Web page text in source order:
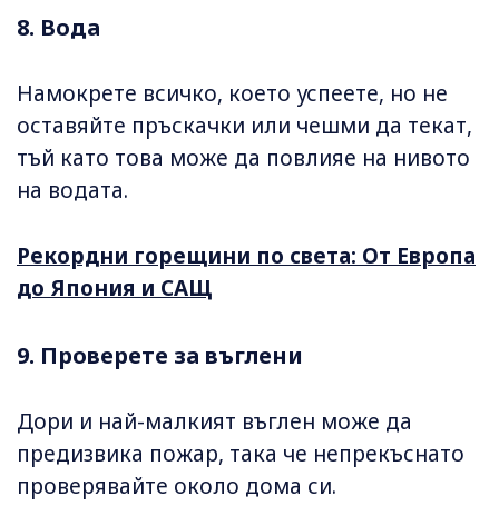
8. Вода
Намокрете всичко, което успеете, но не
оставяйте пръскачки или чешми да текат,
тъй като това може да повлияе на нивото
на водата.
Рекордни горещини по света: От Европа
до Япония и САЩ
9. Проверете за въглени
Дори и най-малкият въглен може да
предизвика пожар, така че непрекъснато
проверявайте около дома си.